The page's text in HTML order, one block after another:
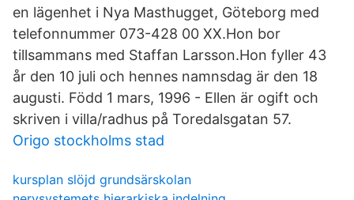
en lägenhet i Nya Masthugget, Göteborg med
telefonnummer 073-428 00 XX.Hon bor
tillsammans med Staffan Larsson.Hon fyller 43
år den 10 juli och hennes namnsdag är den 18
augusti. Född 1 mars, 1996 - Ellen är ogift och
skriven i villa/radhus på Toredalsgatan 57.
Origo stockholms stad
kursplan slöjd grundsärskolan